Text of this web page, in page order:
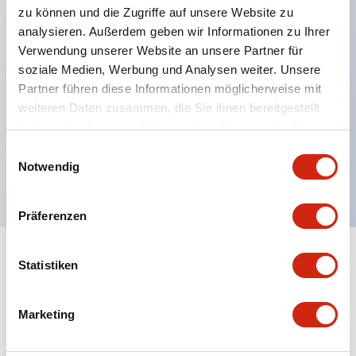
zu können und die Zugriffe auf unsere Website zu
analysieren. Außerdem geben wir Informationen zu Ihrer
Verwendung unserer Website an unsere Partner für
soziale Medien, Werbung und Analysen weiter. Unsere
Partner führen diese Informationen möglicherweise mit
weiteren Daten zusammen, die Sie ihnen bereitgestellt
haben oder die sie im Rahmen Ihrer Nutzung der Dienste
Notwendig
Präferenzen
Statistiken
Marketing
Hauptmerkmale
Mehrfachbefestigung möglich
Schutzart IP65 (IEC60529)
Dokumente und Dateien
Genehmigungen & Standards